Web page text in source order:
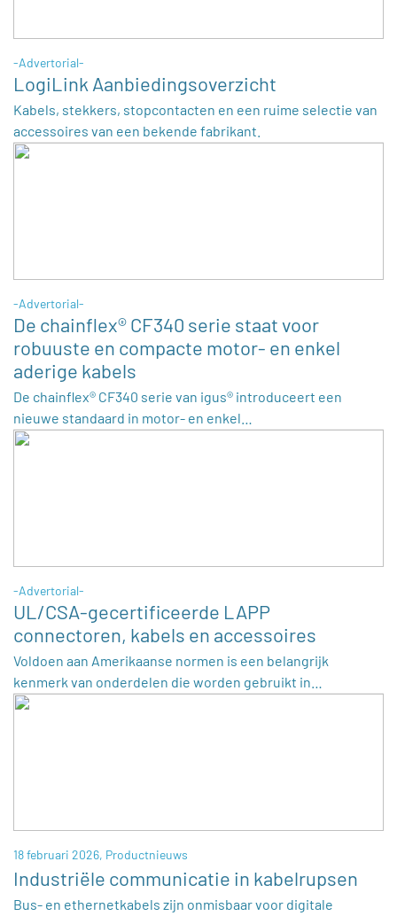
-Advertorial-
LogiLink Aanbiedingsoverzicht
Kabels, stekkers, stopcontacten en een ruime selectie van
accessoires van een bekende fabrikant.
-Advertorial-
De chainflex® CF340 serie staat voor
robuuste en compacte motor- en enkel
aderige kabels
De chainflex® CF340 serie van igus® introduceert een
nieuwe standaard in motor- en enkel…
-Advertorial-
UL/CSA-gecertificeerde LAPP
connectoren, kabels en accessoires
Voldoen aan Amerikaanse normen is een belangrijk
kenmerk van onderdelen die worden gebruikt in…
18 februari 2026, Productnieuws
Industriële communicatie in kabelrupsen
Bus- en ethernetkabels zijn onmisbaar voor digitale